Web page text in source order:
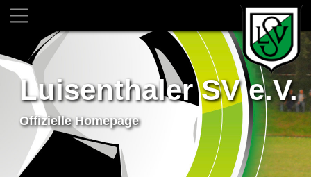
Luisenthaler SV e.V.
Offizielle Homepage